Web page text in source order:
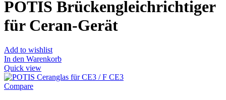
POTIS Brückengleichrichtiger
für Ceran-Gerät
Add to wishlist
In den Warenkorb
Quick view
Compare